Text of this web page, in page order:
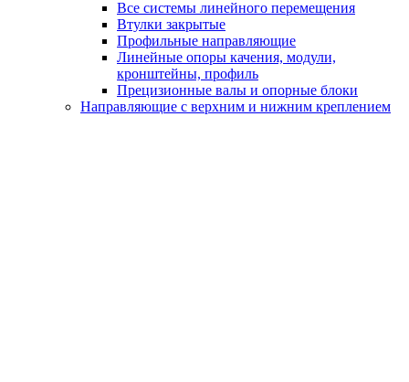
Все системы линейного перемещения
Втулки закрытые
Профильные направляющие
Линейные опоры качения, модули,
кронштейны, профиль
Прецизионные валы и опорные блоки
Направляющие с верхним и нижним креплением